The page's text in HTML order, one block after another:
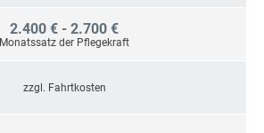
2.400 € - 2.700 €
Monatssatz der Pflegekraft
zzgl. Fahrtkosten